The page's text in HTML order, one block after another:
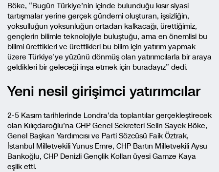
Böke, “Bugün Türkiye’nin içinde bulunduğu kısır siyasi
tartışmalar yerine gerçek gündemi oluşturan, işsizliğin,
yoksulluğun yoksunluğun ortadan kalkacağı, ürettiğimiz,
gençlerin bilimle teknolojiyle buluştuğu, ama en önemlisi bu
bilimi ürettikleri ve ürettikleri bu bilim için yatırım yapmak
üzere Türkiye’ye yüzünü dönmüş olan yatırımcılarla bir araya
geldikleri bir geleceği inşa etmek için buradayız” dedi.
Yeni nesil girişimci yatırımcılar
2-5 Kasım tarihlerinde Londra’da toplantılar gerçekleştirecek
olan Kılıçdaroğlu’na CHP Genel Sekreteri Selin Sayek Böke,
Genel Başkan Yardımcısı ve Parti Sözcüsü Faik Öztrak,
İstanbul Milletvekili Yunus Emre, CHP Bartın Milletvekili Aysu
Bankoğlu, CHP Denizli Gençlik Kolları üyesi Gamze Kaya
eşlik etti.